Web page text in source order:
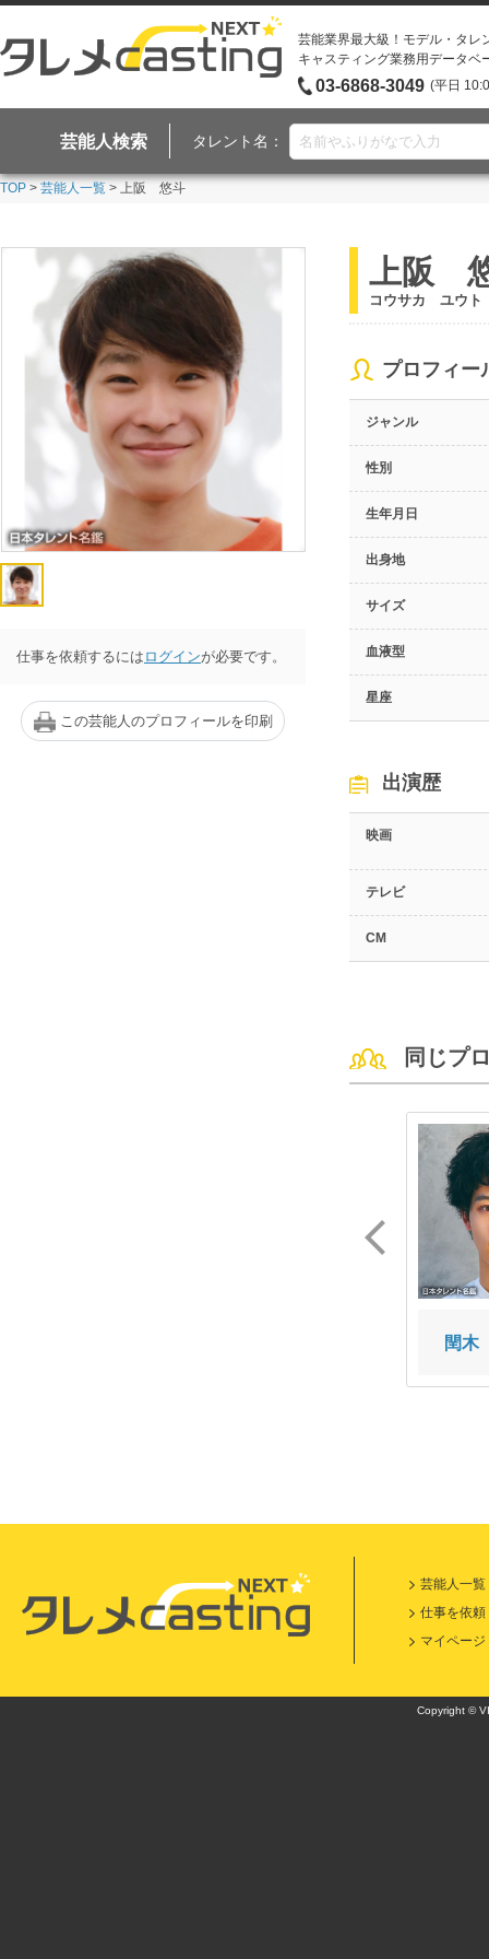
芸能業界最大級！モデル・タレ
キャスティング業務用データベ
03-6868-3049 (平日
芸能人検索 タレント名：
TOP > 芸能人一覧 > 上阪 悠斗
仕事を依頼するには ログインが必要です。
この芸能人のプロフィールを印刷
上阪
コウサカ ユウト
プロフィー
ジャンル
性別
生年月日
出身地
サイズ
血液型
星座
出演歴
映画
テレビ
CM
同じプ
閏木
芸能人一覧
仕事を依頼
マイページ
Copyright ©